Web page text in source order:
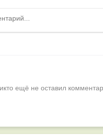
ещё не оставил